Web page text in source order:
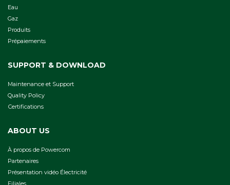
Eau
Gaz
Produits
Prépaiements
SUPPORT & DOWNLOAD
Maintenance et Support
Quality Policy
Сertifications
ABOUT US
À propos de Powercom
Partenaires
Présentation vidéo Électricité
Filiales